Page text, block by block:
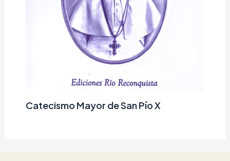
Catecismo Mayor de San Pío X